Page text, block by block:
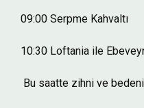
​09:00 Serpme Kahvaltı
10:30 Loftania ile
Bu saatte zihni ve